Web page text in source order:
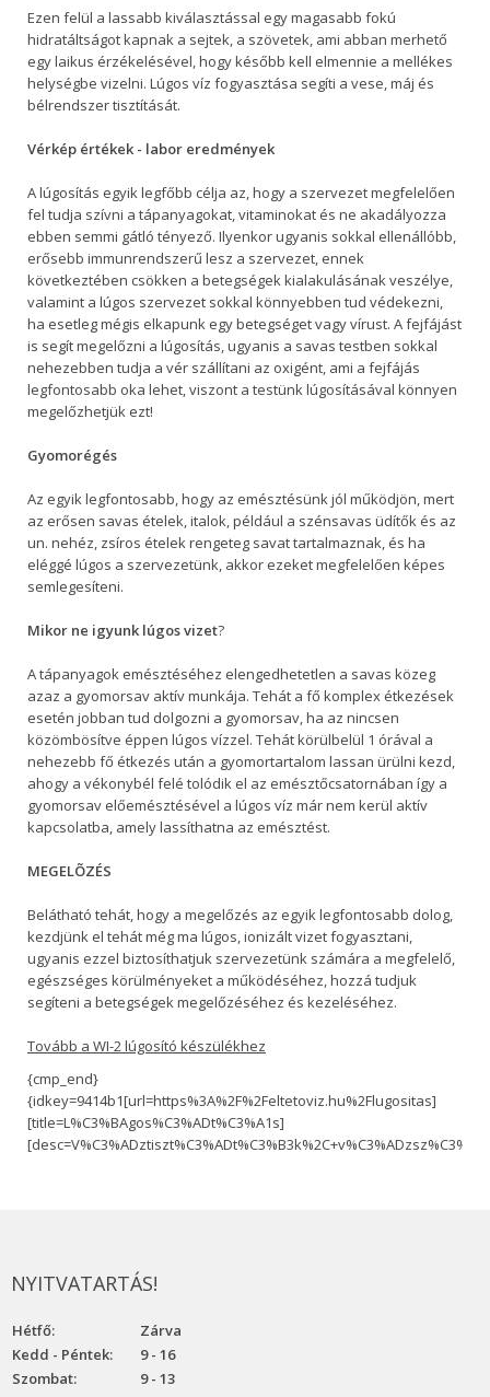
Ezen felül a lassabb kiválasztással egy magasabb fokú
hidratáltságot kapnak a sejtek, a szövetek, ami abban merhető
egy laikus érzékelésével, hogy később kell elmennie a mellékes
helységbe vizelni. Lúgos víz fogyasztása segíti a vese, máj és
bélrendszer tisztítását.
Vérkép értékek - labor eredmények
A lúgosítás egyik legfőbb célja az, hogy a szervezet megfelelően
fel tudja szívni a tápanyagokat, vitaminokat és ne akadályozza
ebben semmi gátló tényező. Ilyenkor ugyanis sokkal ellenállóbb,
erősebb immunrendszerű lesz a szervezet, ennek
következtében csökken a betegségek kialakulásának veszélye,
valamint a lúgos szervezet sokkal könnyebben tud védekezni,
ha esetleg mégis elkapunk egy betegséget vagy vírust. A fejfájást
is segít megelőzni a lúgosítás, ugyanis a savas testben sokkal
nehezebben tudja a vér szállítani az oxigént, ami a fejfájás
legfontosabb oka lehet, viszont a testünk lúgosításával könnyen
megelőzhetjük ezt!
Gyomorégés
Az egyik legfontosabb, hogy az emésztésünk jól működjön, mert
az erősen savas ételek, italok, például a szénsavas üdítők és az
un. nehéz, zsíros ételek rengeteg savat tartalmaznak, és ha
eléggé lúgos a szervezetünk, akkor ezeket megfelelően képes
semlegesíteni.
Mikor ne igyunk lúgos vizet?
A tápanyagok emésztéséhez elengedhetetlen a savas közeg
azaz a gyomorsav aktív munkája. Tehát a fő komplex étkezések
esetén jobban tud dolgozni a gyomorsav, ha az nincsen
közömbösítve éppen lúgos vízzel. Tehát körülbelül 1 órával a
nehezebb fő étkezés után a gyomortartalom lassan ürülni kezd,
ahogy a vékonybél felé tolódik el az emésztőcsatornában így a
gyomorsav előemésztésével a lúgos víz már nem kerül aktív
kapcsolatba, amely lassíthatna az emésztést.
MEGELÕZÉS
Belátható tehát, hogy a megelőzés az egyik legfontosabb dolog,
kezdjünk el tehát még ma lúgos, ionizált vizet fogyasztani,
ugyanis ezzel biztosíthatjuk szervezetünk számára a megfelelő,
egészséges körülményeket a működéséhez, hozzá tudjuk
segíteni a betegségek megelőzéséhez és kezeléséhez.
Tovább a WI-2 lúgosító készülékhez
{cmp_end}
{idkey=9414b1[url=https%3A%2F%2Feltetoviz.hu%2Flugositas]
[title=L%C3%BAgos%C3%ADt%C3%A1s]
NYITVATARTÁS!
Hétfő:
Zárva
Kedd - Péntek:
9 - 16
Szombat:
9 - 13